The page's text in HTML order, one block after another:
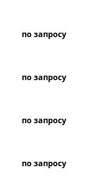
по запросу
по запросу
по запросу
по запросу